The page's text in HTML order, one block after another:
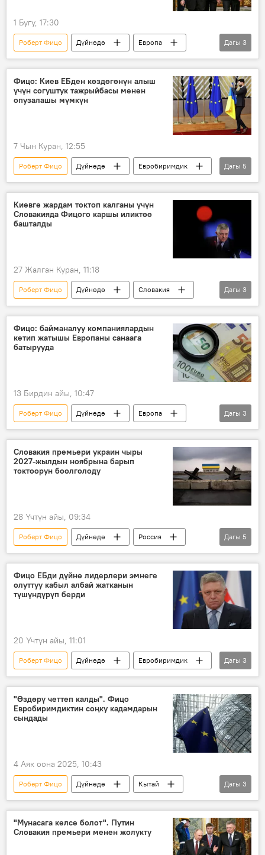
1 Бугу, 17:30
Роберт Фицо Дүйнөдө
Европа
Словакия
Россия 9-май
Дагы 3
Фицо: Киев ЕБден көздөгөнүн алыш
үчүн согуштук тажрыйбасы менен
опузалашы мүмкүн
7 Чын Куран, 12:55
Роберт Фицо Дүйнөдө
Евробиримдик
Украина
мүчө
согуш
Дагы 5
Киевге жардам токтоп калганы үчүн
Словакияда Фицого каршы иликтөө
башталды
27 Жалган Куран, 11:18
Роберт Фицо Дүйнөдө
Словакия
Украина
полиция мунай
Дагы 3
Фицо: байманалуу компаниялардын
кетип жатышы Европаны санаага
батырууда
13 Бирдин айы, 10:47
Роберт Фицо Дүйнөдө
Европа
компания
Экономика стресс
Дагы 3
Словакия премьери украин чыры
2027-жылдын ноябрына барып
токтоорун боолголоду
28 Үчтүн айы, 09:34
Роберт Фицо Дүйнөдө
Россия
Украина
Европа
атайын операция
газ импорт
Дагы 5
Фицо ЕБди дүйнө лидерлери эмнеге
олуттуу кабыл албай жатканын
түшүндүрүп берди
20 Үчтүн айы, 11:01
Роберт Фицо Дүйнөдө
Евробиримдик
АКШ
Миграция Саясат
Дагы 3
"Өздөрү четтеп калды". Фицо
Евробиримдиктин соңку кадамдарын
сындады
4 Аяк оона 2025, 10:43
Роберт Фицо Дүйнөдө
Кытай
Европа биримдиги
Батыш
Геосаясат
Дагы 3
"Мунасага келсе болот". Путин
Словакия премьери менен жолукту